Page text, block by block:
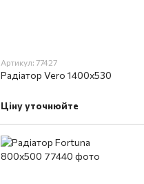
Артикул: 77427
Радіатор Vero 1400x530
Ціну уточнюйте